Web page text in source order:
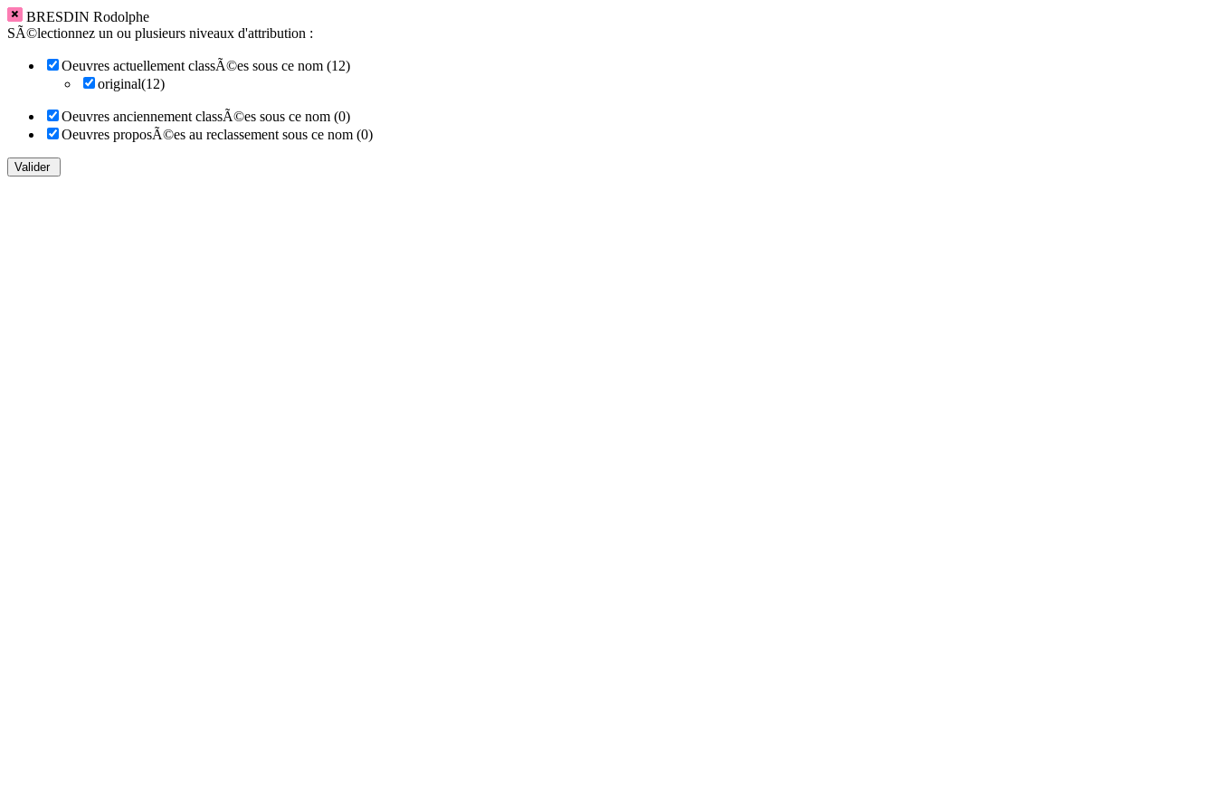
BRESDIN Rodolphe
SÃ©lectionnez un ou plusieurs niveaux d'attribution :
Oeuvres actuellement classÃ©es sous ce nom (12)
original(12)
Oeuvres anciennement classÃ©es sous ce nom (0)
Oeuvres proposÃ©es au reclassement sous ce nom (0)
Valider